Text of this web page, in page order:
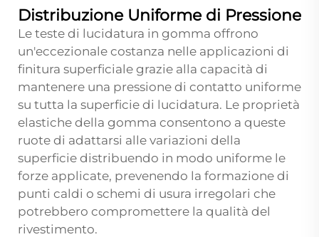
Distribuzione Uniforme di Pressione
Le teste di lucidatura in gomma offrono
un'eccezionale costanza nelle applicazioni di
finitura superficiale grazie alla capacità di
mantenere una pressione di contatto uniforme
su tutta la superficie di lucidatura. Le proprietà
elastiche della gomma consentono a queste
ruote di adattarsi alle variazioni della
superficie distribuendo in modo uniforme le
forze applicate, prevenendo la formazione di
punti caldi o schemi di usura irregolari che
potrebbero compromettere la qualità del
rivestimento.